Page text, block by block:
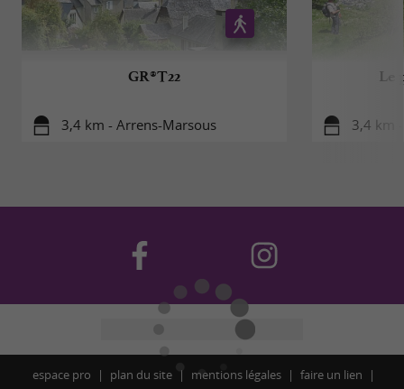
GR®T22
3,4 km - Arrens-Marsous
Le
3,4 km
espace pro plan du site mentions légales faire un lien